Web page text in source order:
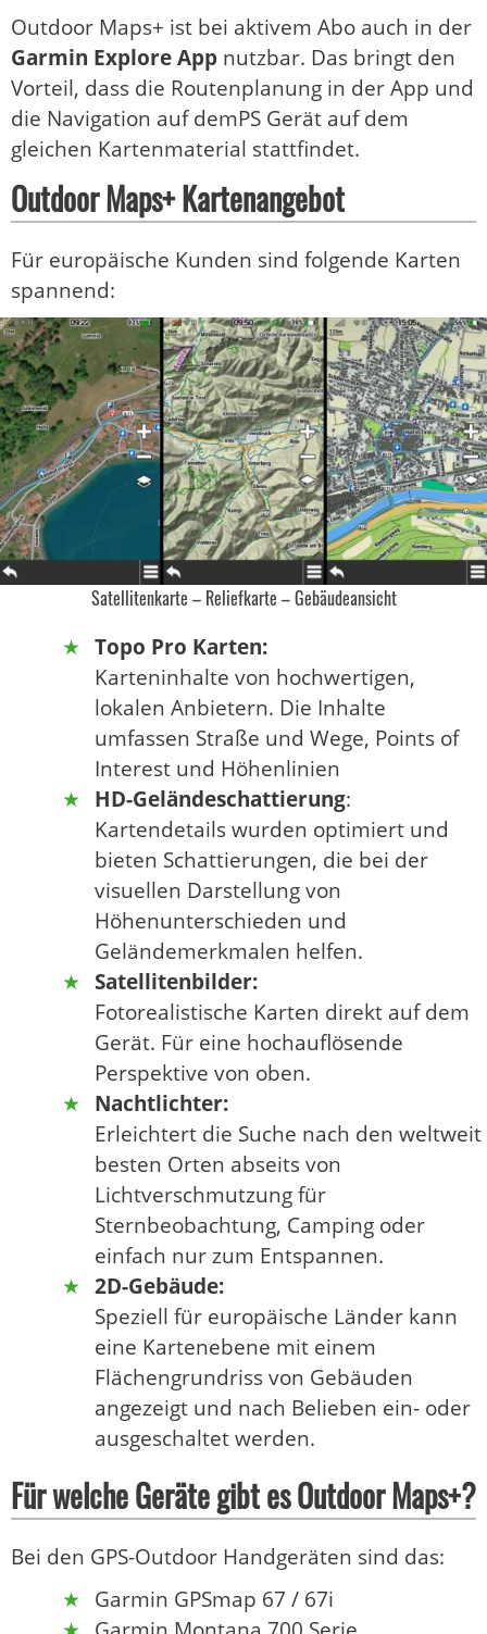
Outdoor Maps+ ist bei aktivem Abo auch in der
Garmin Explore App nutzbar. Das bringt den
Vorteil, dass die Routenplanung in der App und
die Navigation auf demPS Gerät auf dem
gleichen Kartenmaterial stattfindet.
Outdoor Maps+ Kartenangebot
Für europäische Kunden sind folgende Karten
spannend:
Satellitenkarte – Reliefkarte – Gebäudeansicht
Topo Pro Karten:
Karteninhalte von hochwertigen,
lokalen Anbietern. Die Inhalte
umfassen Straße und Wege, Points of
Interest und Höhenlinien
HD-Geländeschattierung:
Kartendetails wurden optimiert und
bieten Schattierungen, die bei der
visuellen Darstellung von
Höhenunterschieden und
Geländemerkmalen helfen.
Satellitenbilder:
Fotorealistische Karten direkt auf dem
Gerät. Für eine hochauflösende
Perspektive von oben.
Nachtlichter:
Erleichtert die Suche nach den weltweit
besten Orten abseits von
Lichtverschmutzung für
Sternbeobachtung, Camping oder
einfach nur zum Entspannen.
2D-Gebäude:
Speziell für europäische Länder kann
eine Kartenebene mit einem
Flächengrundriss von Gebäuden
angezeigt und nach Belieben ein- oder
ausgeschaltet werden.
Für welche Geräte gibt es Outdoor Maps+?
Bei den GPS-Outdoor Handgeräten sind das:
Garmin GPSmap 67 / 67i